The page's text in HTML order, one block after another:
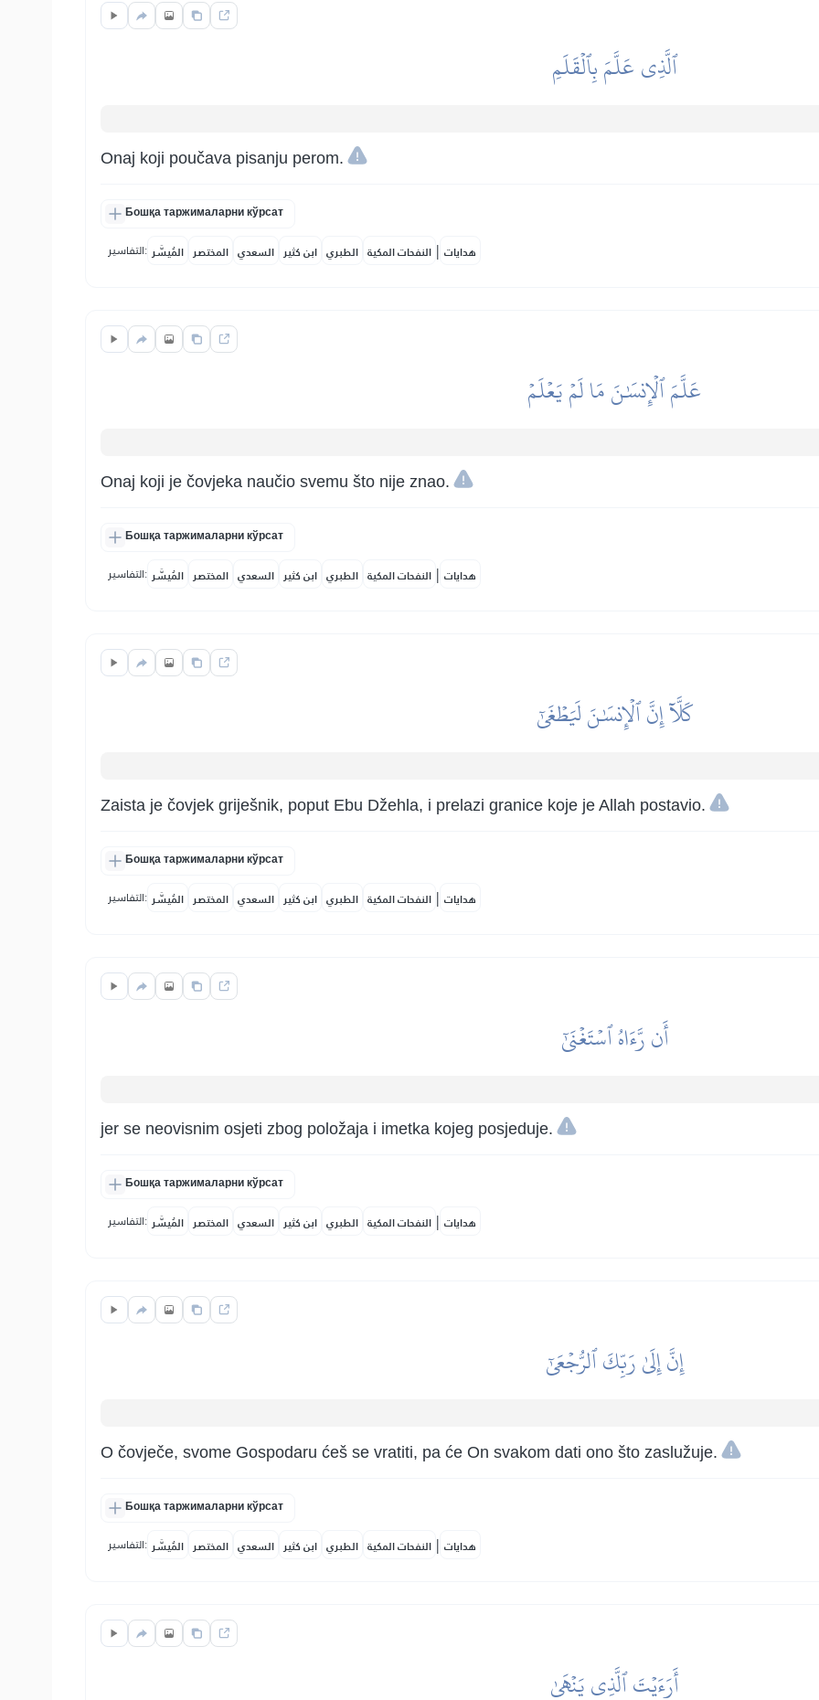
ٱلَّذِي عَلَّمَ بِٱلۡقَلَمِ
Onaj koji poučava pisanju perom.
Бошқа таржималарни кўрсат
التفاسير: المُيسَّر المختصر السعدي ابن كثير الطبري النفحات المكية | هدايات
عَلَّمَ ٱلۡإِنسَٰنَ مَا لَمۡ يَعۡلَمۡ
Onaj koji je čovjeka naučio svemu što nije znao.
Бошқа таржималарни кўрсат
التفاسير: المُيسَّر المختصر السعدي ابن كثير الطبري النفحات المكية | هدايات
كَلَّآ إِنَّ ٱلۡإِنسَٰنَ لَيَطۡغَىٰٓ
Zaista je čovjek griješnik, poput Ebu Džehla, i prelazi granice koje je Allah postavio.
Бошқа таржималарни кўрсат
التفاسير: المُيسَّر المختصر السعدي ابن كثير الطبري النفحات المكية | هدايات
أَن رَّءَاهُ ٱسۡتَغۡنَىٰٓ
jer se neovisnim osjeti zbog položaja i imetka kojeg posjeduje.
Бошқа таржималарни кўрсат
التفاسير: المُيسَّر المختصر السعدي ابن كثير الطبري النفحات المكية | هدايات
إِنَّ إِلَىٰ رَبِّكَ ٱلرُّجۡعَىٰٓ
O čovječe, svome Gospodaru ćeš se vratiti, pa će On svakom dati ono što zaslužuje.
Бошқа таржималарни кўрсат
التفاسير: المُيسَّر المختصر السعدي ابن كثير الطبري النفحات المكية | هدايات
أَرَءَيۡتَ ٱلَّذِي يَنۡهَىٰ